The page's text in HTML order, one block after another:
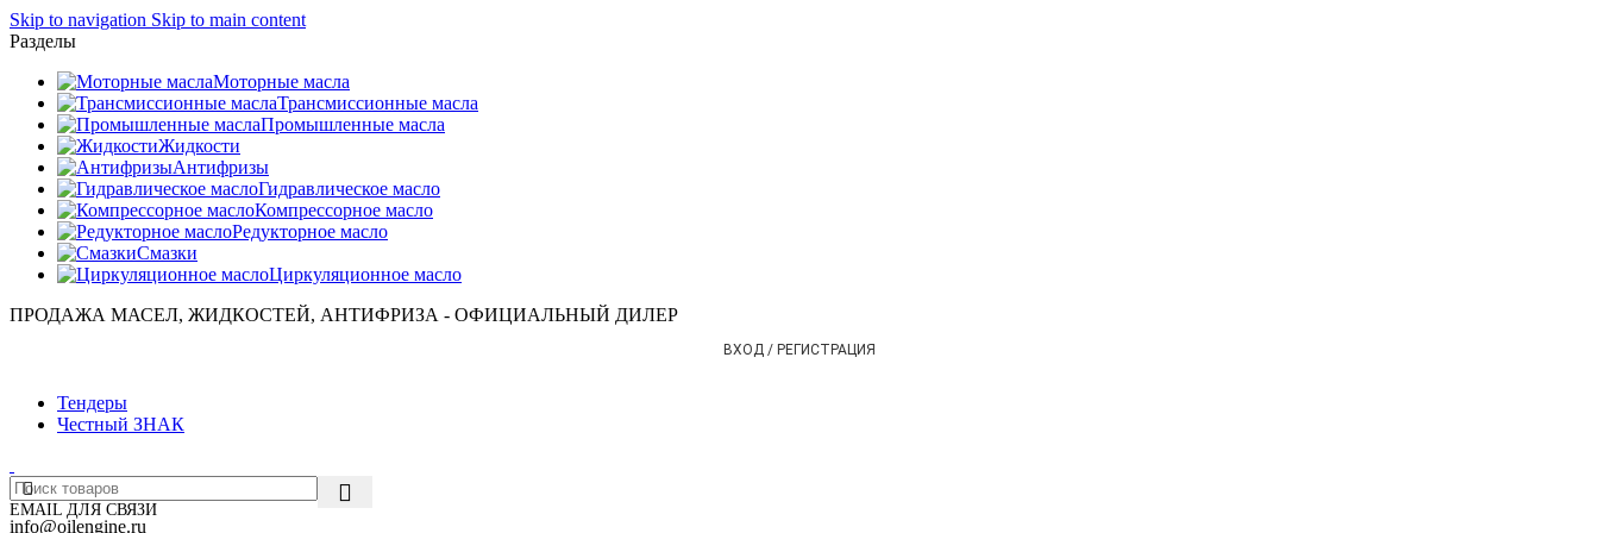
Skip to navigation Skip to main content
Разделы
Моторные масла
Трансмиссионные масла
Промышленные масла
Жидкости
Антифризы
Гидравлическое масло
Компрессорное масло
Редукторное масло
Смазки
Циркуляционное масло
ПРОДАЖА МАСЕЛ, ЖИДКОСТЕЙ, АНТИФРИЗА - ОФИЦИАЛЬНЫЙ ДИЛЕР
ВХОД / РЕГИСТРАЦИЯ
Тендеры
Честный ЗНАК
EMAIL ДЛЯ СВЯЗИ
info@oilengine.ru